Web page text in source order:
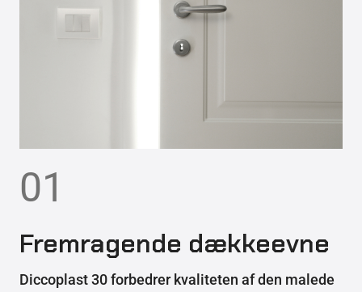
01
Fremragende dækkeevne
Diccoplast 30 forbedrer kvaliteten af den malede